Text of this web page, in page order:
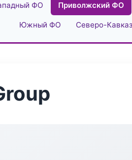
ФО Приволжский ФО
Южный ФО Северо-